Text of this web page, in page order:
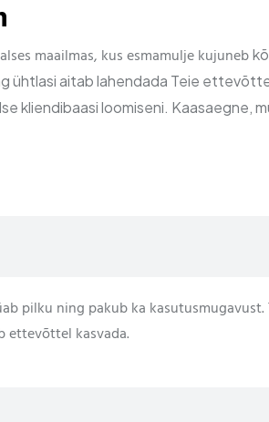
maailmas, kus esmamulje kujuneb
ühtlasiaitab lahendada Teie
kliendibaasi loomiseni. Kaasaegne,
pilku ning pakub ka
ettevõttel kasvada.